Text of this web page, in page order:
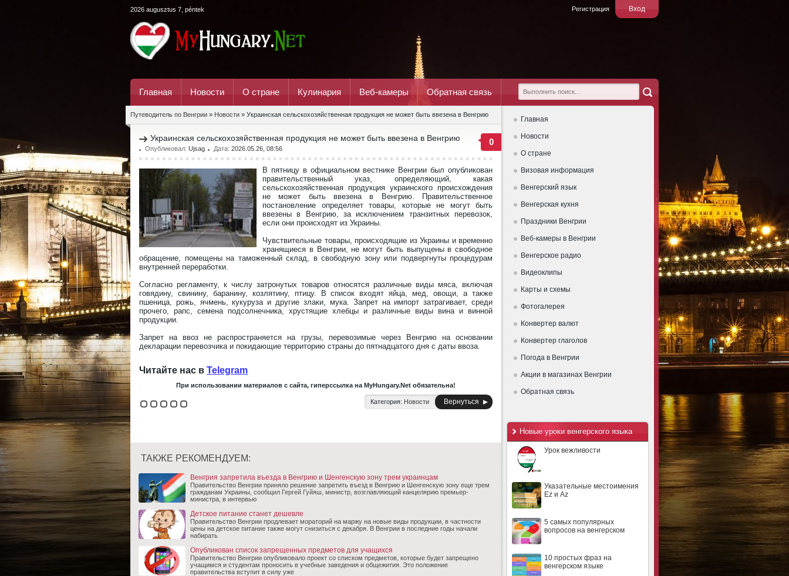
Вход
Регистрация
2026 augusztus 7, péntek
Главная Новости О стране Кулинария Веб-камеры Обратная связь
Главная
Новости
О стране
Визовая информация
Венгерский язык
Венгерская кухня
Праздники Венгрии
Веб-камеры в Венгрии
Венгерское радио
Видеоклипы
Карты и схемы
Фотогалерея
Конвертер валют
Конвертер глаголов
Погода в Венгрии
Акции в магазинах Венгрии
Обратная связь
Новые уроки венгерского языка
Урок вежливости
Указательные местоимения
Ez и Az
5 самых популярных
вопросов на венгерском
10 простых фраз на
венгерском языке
Путеводитель по Венгрии » Новости » Украинская сельскохозяйственная продукция не может быть ввезена в Венгрию
0
Украинская сельскохозяйственная продукция не может быть ввезена в Венгрию
Опубликовал: Ujsag Дата: 2026.05.26, 08:56
В пятницу в официальном вестнике Венгрии был опубликован
правительственный указ, определяющий, какая
сельскохозяйственная продукция украинского происхождения
не может быть ввезена в Венгрию. Правительственное
постановление определяет товары, которые не могут быть
ввезены в Венгрию, за исключением транзитных перевозок,
если они происходят из Украины.
Чувствительные товары, происходящие из Украины и временно
хранящиеся в Венгрии, не могут быть выпущены в свободное
обращение, помещены на таможенный склад, в свободную зону или подвергнуты процедурам
внутренней переработки.
Согласно регламенту, к числу затронутых товаров относятся различные виды мяса, включая
говядину, свинину, баранину, козлятину, птицу. В список входят яйца, мед, овощи, а также
пшеница, рожь, ячмень, кукуруза и другие злаки, мука. Запрет на импорт затрагивает, среди
прочего, рапс, семена подсолнечника, хрустящие хлебцы и различные виды вина и винной
продукции.
Запрет на ввоз не распространяется на грузы, перевозимые через Венгрию на основании
декларации перевозчика и покидающие территорию страны до пятнадцатого дня с даты ввоза.
Читайте нас в Telegram
При использовании материалов с сайта, гиперссылка на MyHungary.Net обязательна!
Категория: Новости Вернуться
ТАКЖЕ РЕКОМЕНДУЕМ:
Венгрия запретила въезда в Венгрию и Шенгенскую зону трем украинцам
Правительство Венгрии приняло решение запретить въезд в Венгрию и Шенгенскую зону еще трем
гражданам Украины, сообщил Гергей Гуйяш, министр, возглавляющий канцелярию премьер-
министра, в интервью
Детское питание станет дешевле
Правительство Венгрии продлевает мораторий на маржу на новые виды продукции, в частности
цены на детское питание также могут снизиться с декабря. В Венгрии в последние годы начали
набирать
Опубликован список запрещенных предметов для учащихся
Правительство Венгрии опубликовало проект со списком предметов, которые будет запрещено
учащимся и студентам проносить в учебные заведения и общежития. Это положение
правительства вступит в силу уже